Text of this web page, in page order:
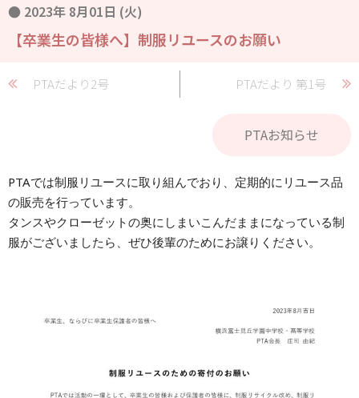
● 2023年 8月01日 (火)
【卒業生の皆様へ】制服リユースのお願い
PTAだより2号 PTAだより 第1号
PTAお知らせ
PTAでは制服リユースに取り組んでおり、定期的にリユース品
の販売を行っています。
タンスやクローゼットの奥にしまいこんだままになっている制
服がございましたら、ぜひ後輩のためにお譲りください。